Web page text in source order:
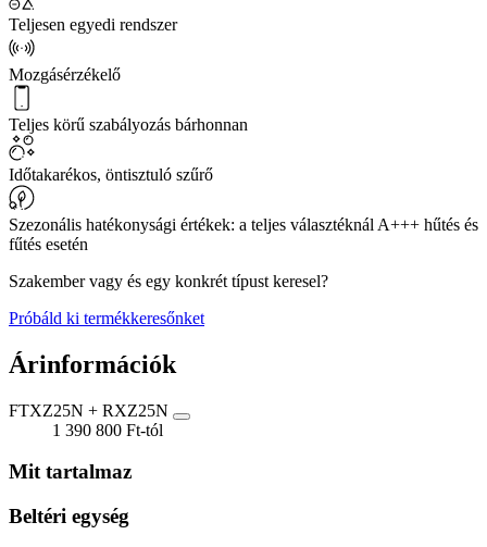
Teljesen egyedi rendszer
Mozgásérzékelő
Teljes körű szabályozás bárhonnan
Időtakarékos, öntisztuló szűrő
Szezonális hatékonysági értékek: a teljes választéknál A+++ hűtés és
fűtés esetén
Szakember vagy és egy konkrét típust keresel?
Próbáld ki termékkeresőnket
Árinformációk
FTXZ25N + RXZ25N
1 390 800 Ft-tól
Mit tartalmaz
Beltéri egység